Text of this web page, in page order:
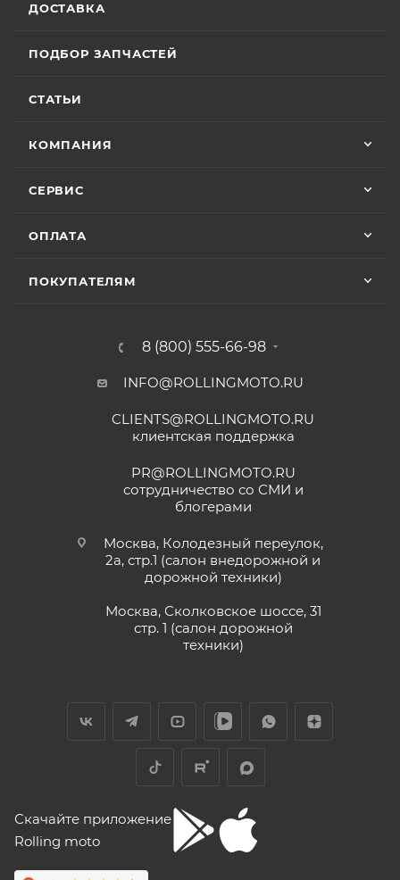
ДОСТАВКА
ПОДБОР ЗАПЧАСТЕЙ
СТАТЬИ
КОМПАНИЯ
СЕРВИС
ОПЛАТА
ПОКУПАТЕЛЯМ
8 (800) 555-66-98
INFO@ROLLINGMOTO.RU
CLIENTS@ROLLINGMOTO.RU
клиентская поддержка
PR@ROLLINGMOTO.RU
сотрудничество со СМИ и
блогерами
Москва, Колодезный переулок,
2а, стр.1 (салон внедорожной и
дорожной техники)
Москва, Сколковское шоссе, 31
стр. 1 (салон дорожной
техники)
Скачайте приложение
Rolling moto